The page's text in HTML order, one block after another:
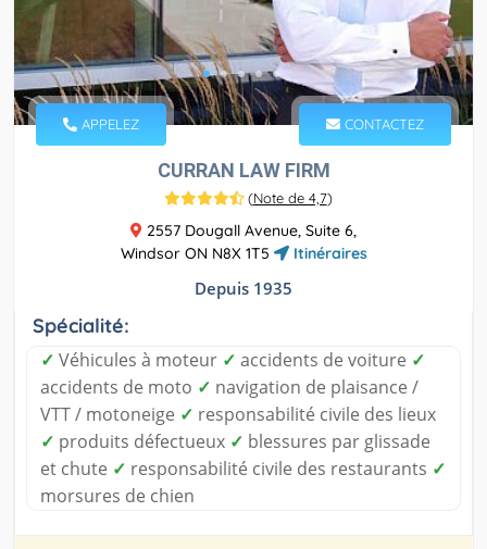
APPELEZ CONTACTEZ
CURRAN LAW FIRM
(Note de 4,7)
2557 Dougall Avenue, Suite 6,
Windsor ON N8X 1T5
Itinéraires
Depuis 1935
Spécialité:
✓ Véhicules à moteur ✓ accidents de voiture ✓
accidents de moto ✓ navigation de plaisance /
VTT / motoneige ✓ responsabilité civile des lieux
✓ produits défectueux ✓ blessures par glissade
et chute ✓ responsabilité civile des restaurants ✓
morsures de chien